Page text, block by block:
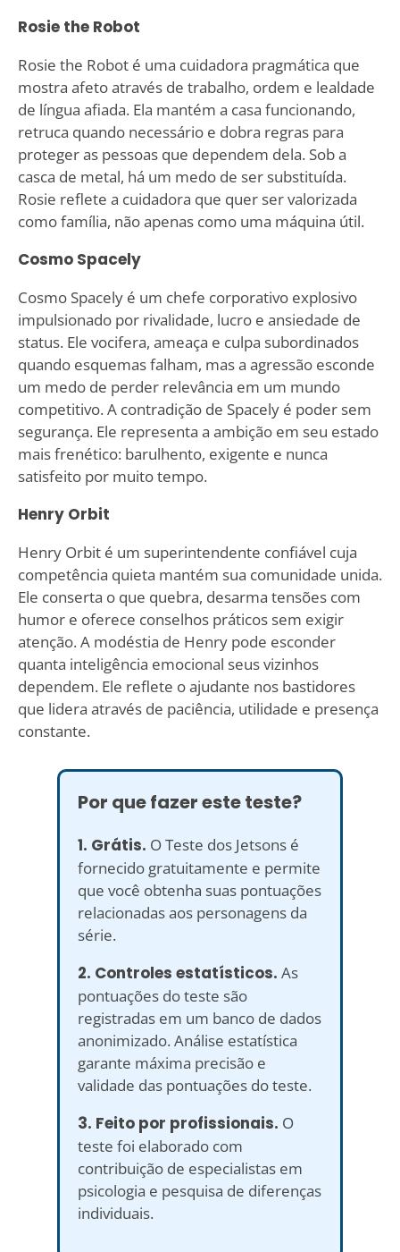
Rosie the Robot
Rosie the Robot é uma cuidadora pragmática que
mostra afeto através de trabalho, ordem e lealdade
de língua afiada. Ela mantém a casa funcionando,
retruca quando necessário e dobra regras para
proteger as pessoas que dependem dela. Sob a
casca de metal, há um medo de ser substituída.
Rosie reflete a cuidadora que quer ser valorizada
como família, não apenas como uma máquina útil.
Cosmo Spacely
Cosmo Spacely é um chefe corporativo explosivo
impulsionado por rivalidade, lucro e ansiedade de
status. Ele vocifera, ameaça e culpa subordinados
quando esquemas falham, mas a agressão esconde
um medo de perder relevância em um mundo
competitivo. A contradição de Spacely é poder sem
segurança. Ele representa a ambição em seu estado
mais frenético: barulhento, exigente e nunca
satisfeito por muito tempo.
Henry Orbit
Henry Orbit é um superintendente confiável cuja
competência quieta mantém sua comunidade unida.
Ele conserta o que quebra, desarma tensões com
humor e oferece conselhos práticos sem exigir
atenção. A modéstia de Henry pode esconder
quanta inteligência emocional seus vizinhos
dependem. Ele reflete o ajudante nos bastidores
que lidera através de paciência, utilidade e presença
constante.
Por que fazer este teste?
1. Grátis. O Teste dos Jetsons é
fornecido gratuitamente e permite
que você obtenha suas pontuações
relacionadas aos personagens da
série.
2. Controles estatísticos. As
pontuações do teste são
registradas em um banco de dados
anonimizado. Análise estatística
garante máxima precisão e
validade das pontuações do teste.
3. Feito por profissionais. O
teste foi elaborado com
contribuição de especialistas em
psicologia e pesquisa de diferenças
individuais.